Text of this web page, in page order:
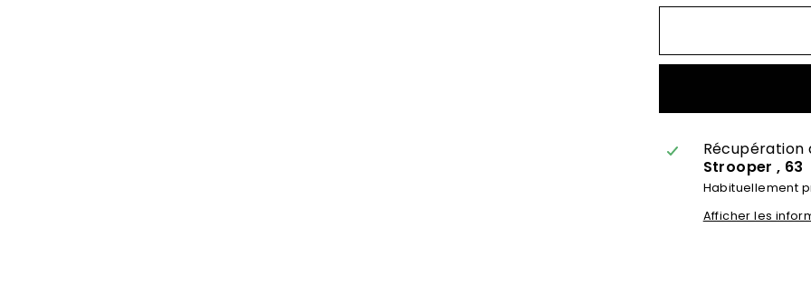
Strooper , 63
Habituellement
Afficher les